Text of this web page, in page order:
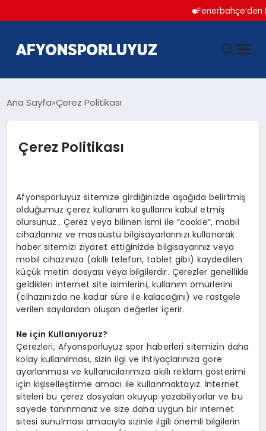
Fenerbahçe’den
FUTBOL
BASKETBOL
Ana Sayfa Çerez Politikası
Çerez Politikası
Afyonsporluyuz sitemize girdiğinizde aşağıda belirtmiş
olduğumuz çerez kullanım koşullarını kabul etmiş
olursunuz.. Çerez veya bilinen ismi ile “cookie”, mobil
cihazlarınız ve masaüstü bilgisayarlarınızı kullanarak
haber sitemizi ziyaret ettiğinizde bilgisayarınız veya
mobil cihazınıza (akıllı telefon, tablet gibi) kaydedilen
küçük metin dosyası veya bilgilerdir. Çerezler genellikle
geldikleri internet site isimlerini, kullanım ömürlerini
(cihazınızda ne kadar süre ile kalacağını) ve rastgele
verilen sayılardan oluşan değerler içerir.
Ne için Kullanıyoruz?
Çerezleri, Afyonsporluyuz spor haberleri sitemizin daha
kolay kullanılması, sizin ilgi ve ihtiyaçlarınıza göre
ayarlanması ve kullanıcılarımıza akıllı reklam gösterimi
için kişiselleştirme amacı ile kullanmaktayız. İnternet
siteleri bu çerez dosyaları okuyup yazabiliyorlar ve bu
sayede tanınmanız ve size daha uygun bir internet
sitesi sunulması amacıyla sizinle ilgili önemli bilgilerin